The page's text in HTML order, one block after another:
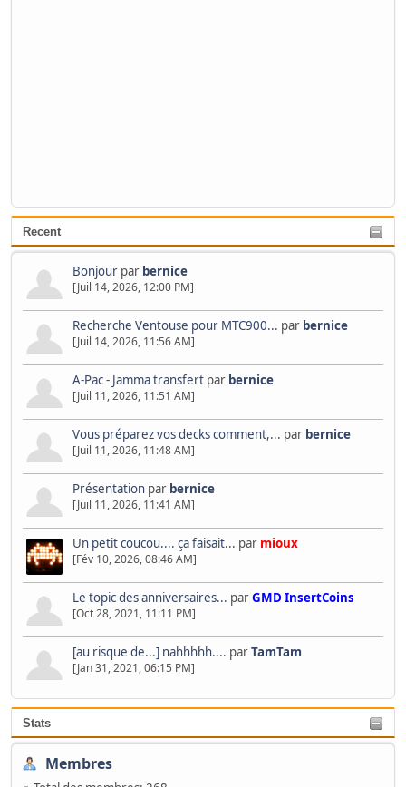
Recent
Bonjour par bernice
[Juil 14, 2026, 12:00 PM]
Recherche Ventouse pour MTC900... par bernice
[Juil 14, 2026, 11:56 AM]
A-Pac - Jamma transfert par bernice
[Juil 11, 2026, 11:51 AM]
Vous préparez vos decks comment,... par bernice
[Juil 11, 2026, 11:48 AM]
Présentation par bernice
[Juil 11, 2026, 11:41 AM]
Un petit coucou.... ça faisait... par mioux
[Fév 10, 2026, 08:46 AM]
Le topic des anniversaires... parGMD InsertCoins
[Oct 28, 2021, 11:11 PM]
[au risque de...] nahhhhh.... parTamTam
[Jan 31, 2021, 06:15 PM]
Stats
Membres